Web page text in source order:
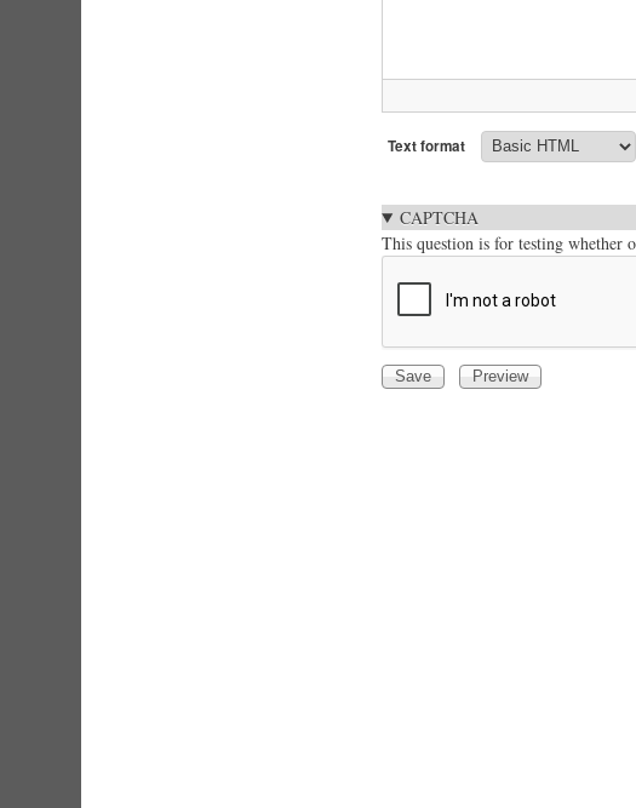
Text format
CAPTCHA
This question is for testing whether